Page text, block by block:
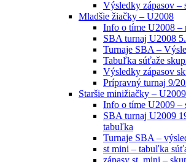
Výsledky zápasov –
Mladšie žiačky – U2008
Info o tíme U2008 –
SBA turnaj U2008
Turnaje SBA –
Tabuľka súťaže
Výsledky zápasov
Prípravný turnaj 9/
Staršie minižiačky – U2009
Info o tíme U2009 –
SBA turnaj U2009
tabuľka
Turnaje SBA –
st mini – tabuľka
zápasy st. mini –